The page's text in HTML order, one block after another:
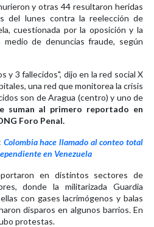
y otras 44 resultaron heridas
del lunes contra la reelección de
cuestionada por la oposición y la
medio de denuncias fraude, según
y 3 fallecidos", dijo en la red social X
una red que monitorea la crisis
son de Aragua (centro) y uno de
suman al primero reportado en
Foro Penal.
Colombia hace llamado al conteo total
en Venezuela
en distintos sectores de
donde la militarizada Guardia
con gases lacrimógenos y balas
disparos en algunos barrios. En
protestas.